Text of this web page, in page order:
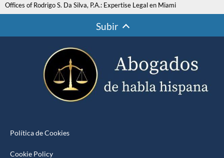
Offices of Rodrigo S. Da Silva, P.A.: Expertise Legal en Miami
Subir
Política de Cookies
Cookie Policy